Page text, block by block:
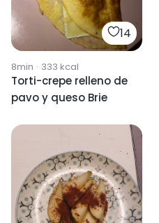
14
8min · 333 kcal
Torti-crepe relleno de
pavo y queso Brie